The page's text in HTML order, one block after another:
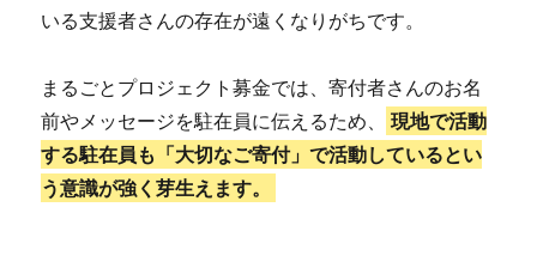
いる支援者さんの存在が遠くなりがちです。
まるごとプロジェクト募金では、寄付者さんのお名
前やメッセージを駐在員に伝えるため、
現地で活動
する駐在員も「大切なご寄付」で活動しているとい
う意識が強く芽生えます。